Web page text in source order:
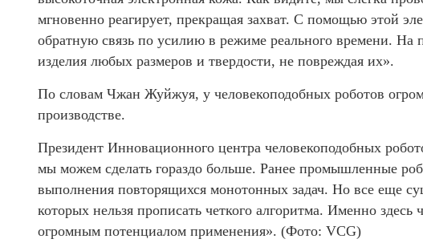
мгновенно реагирует, прекращая захват. С помощью этой
обратную связь по усилию в режиме реального времени. На
изделия любых размеров и твердости, не повреждая их».
По словам Чжан Жуйжуя, у человекоподобных роботов
производстве.
Президент Инновационного центра человекоподобных
мы можем сделать гораздо больше. Ранее промышленные
выполнения повторящихся монотонных задач. Но все еще
которых нельзя прописать четкого алгоритма. Именно
огромным потенциалом применения». (Фото: VCG)